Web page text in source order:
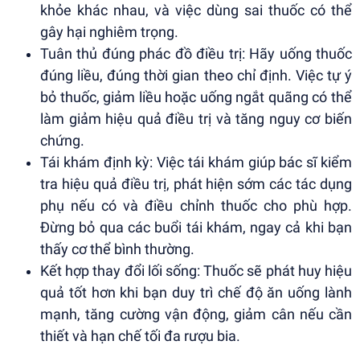
khỏe khác nhau, và việc dùng sai thuốc có thể
gây hại nghiêm trọng.
Tuân thủ đúng phác đồ điều trị: Hãy uống thuốc
đúng liều, đúng thời gian theo chỉ định. Việc tự ý
bỏ thuốc, giảm liều hoặc uống ngắt quãng có thể
làm giảm hiệu quả điều trị và tăng nguy cơ biến
chứng.
Tái khám định kỳ: Việc tái khám giúp bác sĩ kiểm
tra hiệu quả điều trị, phát hiện sớm các tác dụng
phụ nếu có và điều chỉnh thuốc cho phù hợp.
Đừng bỏ qua các buổi tái khám, ngay cả khi bạn
thấy cơ thể bình thường.
Kết hợp thay đổi lối sống: Thuốc sẽ phát huy hiệu
quả tốt hơn khi bạn duy trì chế độ ăn uống lành
mạnh, tăng cường vận động, giảm cân nếu cần
thiết và hạn chế tối đa rượu bia.